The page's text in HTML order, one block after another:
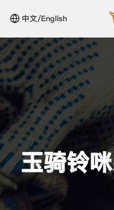
中文/English
玉骑铃